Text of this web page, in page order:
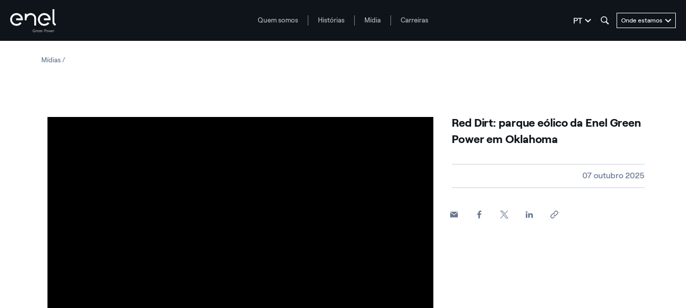
Quem somos Histórias Mídia Carreiras seleziona la lingua
PT Onde estamos
MídiasRed Dirt: parque eólico da Enel Green Power em Oklahoma
Red Dirt: parque eólico da Enel Green
Power em Oklahoma
07 outubro 2025